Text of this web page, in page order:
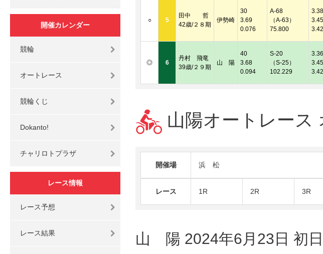
開催カレンダー
競輪
オートレース
競輪くじ
Dokanto!
チャリロトプラザ
レース情報
レース予想
レース結果
○ 5
田中 哲
42歳/２８期
伊勢崎
30
3.69
0.076
A-68
（A-63）
75.800
3.38
◎ 6
丹村 飛竜
39歳/２９期
山 陽
40
3.68
0.094
S-20
（S-25）
102.229
3.36
山陽オートレース
開催場 浜 松
レース 1R 2R 3R
山 陽 2024年6月23日 初